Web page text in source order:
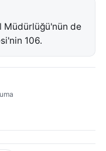
Müdürlüğü'nün de
106.